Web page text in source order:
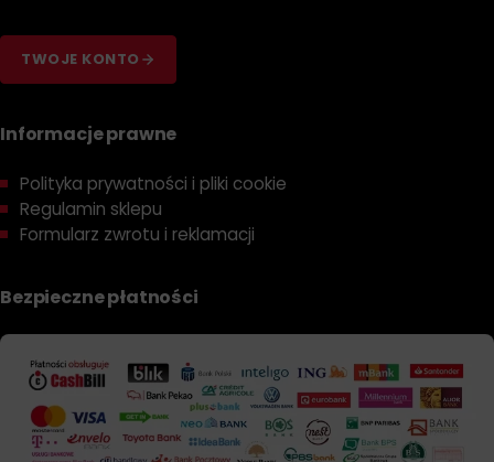
felg. Przeczytaj etykietę, aby upewnić się, że środek
jest odpowiedni do Twoich felg.
Zdejmij koła z samochodu
mieć łatwiejszy dostęp do felg. Jeśli nie masz takiej
możliwości, upewnij się, że samochód jest ustawiony
na płaskim terenie, zabezpieczony przed
przesuwaniem się, a koła są ustawione prostopadle
Namocz felgi
– przed nałożeniem środka
czyszczącego, należy umyć felgi wodą, aby zmiękczyć
brud i zanieczyszczenia.
Nałóż środek czyszczący– nałóż niewielką ilość
środka czyszczącego na gąbkę lub szczoteczkę do
felg i nałóż na felgi. Upewnij się, że środek nie schnie na
felgach, aby uniknąć uszkodzenia ich powierzchni.
TWOJE KONTO
Informacje prawne
Polityka prywatności i pliki cookie
Regulamin sklepu
Formularz zwrotu i reklamacji
Bezpieczne płatności